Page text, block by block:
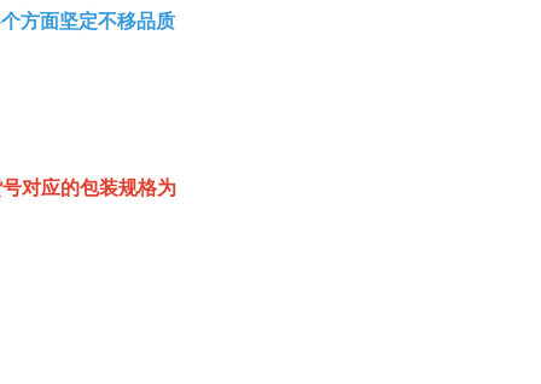
方面坚定不移品质
对应的包装规格为